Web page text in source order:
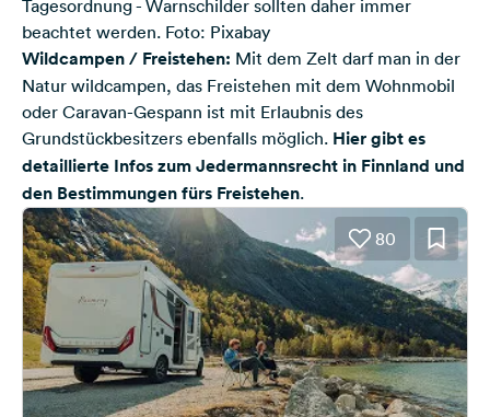
Tagesordnung - Warnschilder sollten daher immer
beachtet werden. Foto: Pixabay
Wildcampen / Freistehen: Mit dem Zelt darf man in der
Natur wildcampen, das Freistehen mit dem Wohnmobil
oder Caravan-Gespann ist mit Erlaubnis des
Grundstückbesitzers ebenfalls möglich. Hier gibt es
detaillierte Infos zum Jedermannsrecht in Finnland und
den Bestimmungen fürs Freistehen.
80